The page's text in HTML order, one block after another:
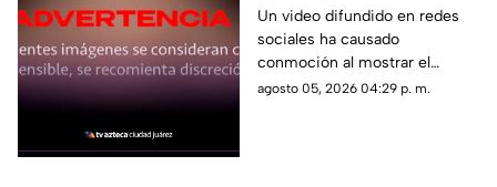
Montacargas atropella
a un trabajador en una
zona portuaria y el
video se vuelve viral
Un video difundido en redes
sociales ha causado
conmoción al mostrar el
momento en que un trabajador
agosto 05, 2026 04:29 p. m.